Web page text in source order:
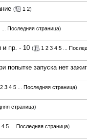
( 1 2)
Последняя страница)
и пр. - 10 ( 1 2 3 4 5
попытке запуска нет
2 3 4 5 Последняя страница)
страница)
4 5 Последняя страница)